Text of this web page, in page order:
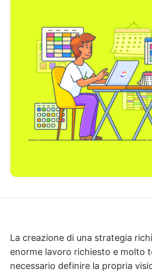
La creazione di una strategia
enorme lavoro richiesto e molto
necessario definire la propria